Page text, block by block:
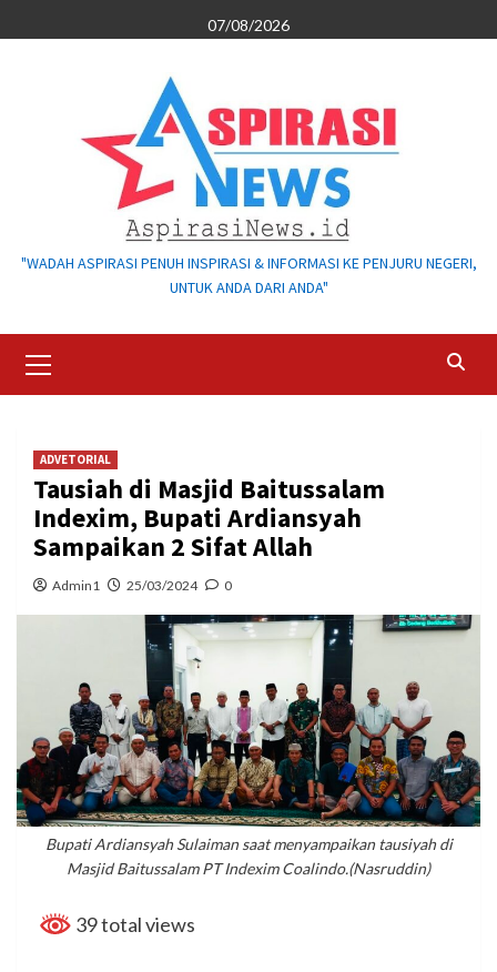
to
07/08/2026
"WADAH ASPIRASI PENUH INSPIRASI & INFORMASI KE PENJURU NEGERI,
UNTUK ANDA DARI ANDA"
Menu
ADVETORIAL
Tausiah di Masjid Baitussalam
Indexim, Bupati Ardiansyah
Sampaikan 2 Sifat Allah
Admin1 25/03/2024 0
Bupati Ardiansyah Sulaiman saat menyampaikan tausiyah di
Masjid Baitussalam PT Indexim Coalindo.(Nasruddin)
39 total views